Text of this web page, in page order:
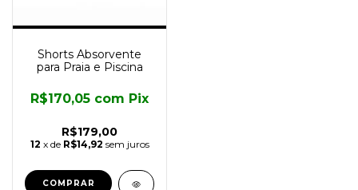
Shorts Absorvente
para Praia e Piscina
R$179,00
R$170,05 com Pix
12 x de R$14,92 sem juros
COMPRAR